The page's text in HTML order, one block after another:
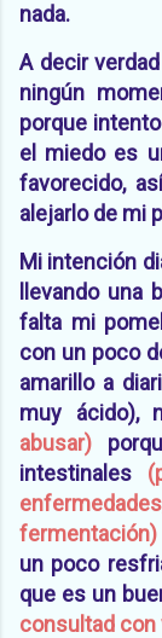
nada.
A decir
ningún
porque
el miedo es
favorecido,
alejarlo de mi
Mi intención
llevando
falta mi
con un poco
amarillo a
muy ácido),
abusar) por
intestinales
fermentación)
un poco
que es un
consultad